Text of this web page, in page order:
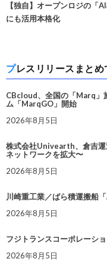
【独自】オープンロジの「
にも活用本格化
プレスリリースまと
CBcloud、全国の「Marq」
ム「MarqGO」開始
2026年8月5日
株式会社Univearth、倉吉運
ネットワークを拡大〜
2026年8月5日
川崎重工業／ばら積運搬船
2026年8月5日
フジトランスコーポレーシ
2026年8月5日